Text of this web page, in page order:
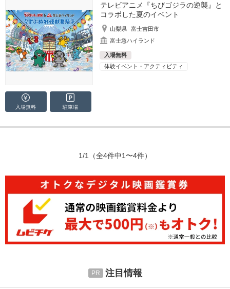
テレビアニメ『ちびゴジラの逆襲』と
コラボした夏のイベント
山梨県
富士吉田市
富士急ハイランド
入場無料
体験イベント・アクティビティ
入場無料 駐車場
1/1 （全4件中1〜4件）
注目情報